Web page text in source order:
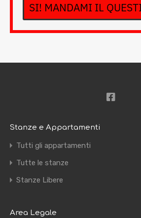
SI! MANDAMI IL
Stanze e Appartamenti
Tutti gli appartamenti
Tutte le stanze
Stanze Libere
Area Legale